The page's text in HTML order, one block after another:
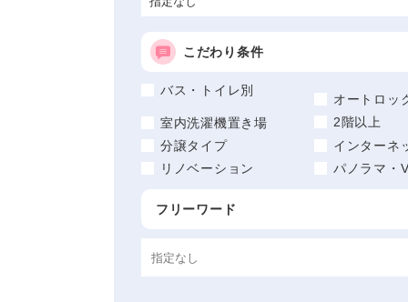
こだわり条件
バス・トイレ別
オートロッ
室内洗濯機置き場
2階以上
分譲タイプ
インターネ
リノベーション
パノラマ・
フリーワード